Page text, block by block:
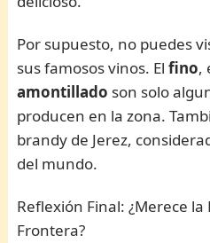
Por supuesto, no puedes
sus famosos vinos. Elfino,
amontillado son solo
producen en la zona.
brandy de Jerez,
del mundo.
Reflexión Final: ¿Merece la
Frontera?